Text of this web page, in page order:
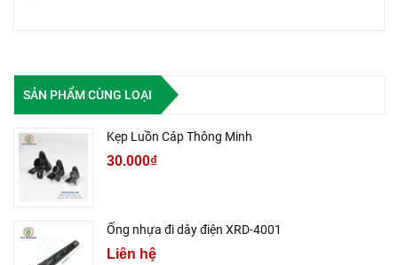
SẢN PHẨM CÙNG LOẠI
Kẹp Luồn Cáp Thông Minh
30.000₫
Ống nhựa đi dây điện XRD-4001
Liên hệ